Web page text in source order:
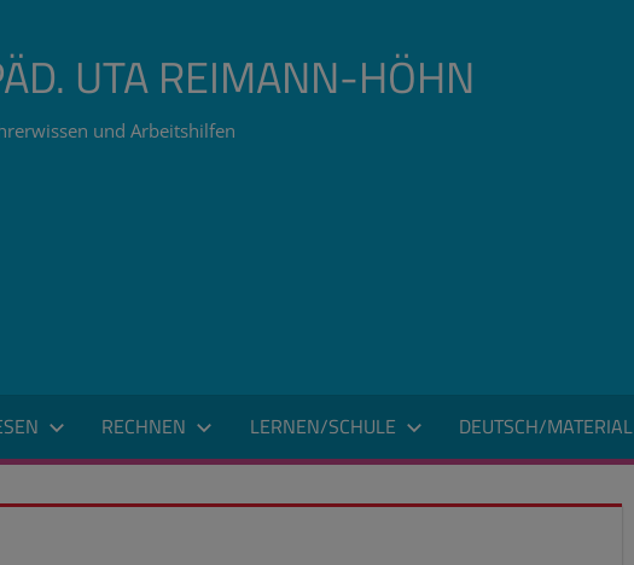
UTA REIMANN-HÖHN
und Arbeitshilfen
RECHNEN LERNEN/SCHULE DEUTSCH/MATERIAL